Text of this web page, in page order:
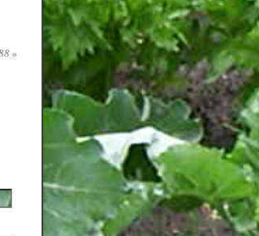
»